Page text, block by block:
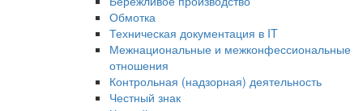
Обмотка
Техническая документация в IT
Межнациональные и межконфессиональные
отношения
Контрольная (надзорная) деятельность
Честный знак